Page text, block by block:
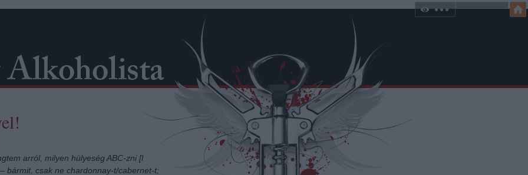
arról, milyen hülyeség ABC-zni [l
bármit, csak ne chardonnay-t/cabernet-t;